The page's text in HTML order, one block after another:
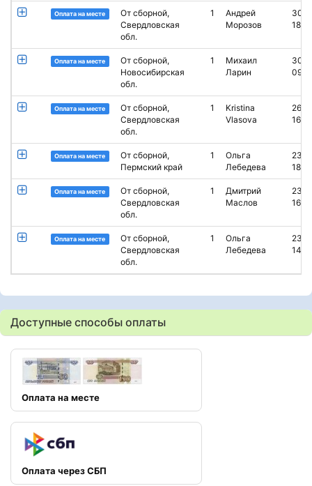
Оплата на месте
От сборной,
Свердловская
обл.
1
Андрей
Морозов
18:15
Оплата на месте
От сборной,
Новосибирская
обл.
1
Михаил
Ларин
Оплата на месте
От сборной,
Свердловская
обл.
1
Kristina
Vlasova
16:10
Оплата на месте
От сборной,
Пермский край
1
Ольга
Лебедева
Оплата на месте
От сборной,
Свердловская
обл.
1
Дмитрий
Маслов
16:59
Оплата на месте
От сборной,
Свердловская
обл.
1
Ольга
Лебедева
Доступные способы оплаты
Оплата на месте
Оплата через СБП